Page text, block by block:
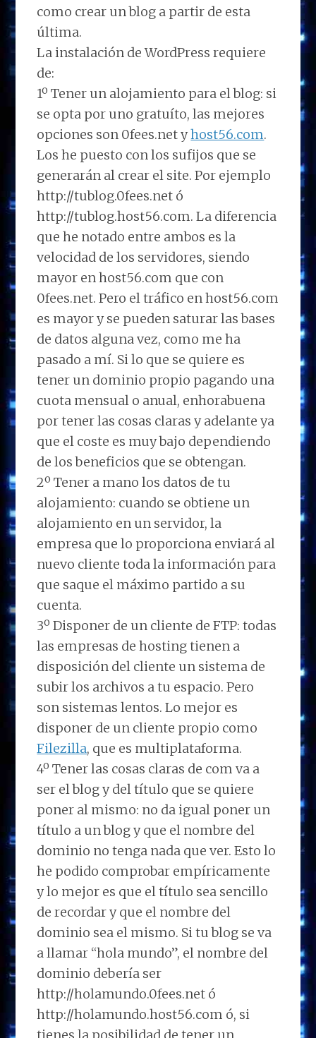
como crear un blog a partir de esta
última.
La instalación de WordPress requiere
de:
1º Tener un alojamiento para el blog: si
se opta por uno gratuíto, las mejores
opciones son 0fees.net yhost56.com.
Los he puesto con los sufijos que se
generarán al crear el site. Por ejemplo
http://tublog.0fees.net ó
http://tublog.host56.com. La diferencia
que he notado entre ambos es la
velocidad de los servidores, siendo
mayor en host56.com que con
0fees.net. Pero el tráfico en host56.com
es mayor y se pueden saturar las bases
de datos alguna vez, como me ha
pasado a mí. Si lo que se quiere es
tener un dominio propio pagando una
cuota mensual o anual, enhorabuena
por tener las cosas claras y adelante ya
que el coste es muy bajo dependiendo
de los beneficios que se obtengan.
2º Tener a mano los datos de tu
alojamiento: cuando se obtiene un
alojamiento en un servidor, la
empresa que lo proporciona enviará al
nuevo cliente toda la información para
que saque el máximo partido a su
cuenta.
3º Disponer de un cliente de FTP: todas
las empresas de hosting tienen a
disposición del cliente un sistema de
subir los archivos a tu espacio. Pero
son sistemas lentos. Lo mejor es
disponer de un cliente propio como
Filezilla, que es multiplataforma.
4º Tener las cosas claras de com va a
ser el blog y del título que se quiere
poner al mismo: no da igual poner un
título a un blog y que el nombre del
dominio no tenga nada que ver. Esto lo
he podido comprobar empíricamente
y lo mejor es que el título sea sencillo
de recordar y que el nombre del
dominio sea el mismo. Si tu blog se va
a llamar “hola mundo”, el nombre del
dominio debería ser
http://holamundo.0fees.net ó
http://holamundo.host56.com ó, si
tienes la posibilidad de tener un